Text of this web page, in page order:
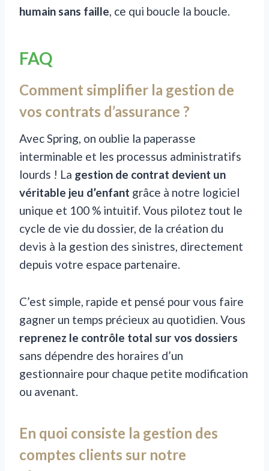
humain sans faille, ce qui boucle la boucle.
FAQ
Comment simplifier la gestion de
vos contrats d’assurance ?
Avec Spring, on oublie la paperasse
interminable et les processus administratifs
lourds ! La gestion de contrat devient un
véritable jeu d’enfant grâce à notre logiciel
unique et 100 % intuitif. Vous pilotez tout le
cycle de vie du dossier, de la création du
devis à la gestion des sinistres, directement
depuis votre espace partenaire.
C’est simple, rapide et pensé pour vous faire
gagner un temps précieux au quotidien. Vous
reprenez le contrôle total sur vos dossiers
sans dépendre des horaires d’un
gestionnaire pour chaque petite modification
ou avenant.
En quoi consiste la gestion des
comptes clients sur notre